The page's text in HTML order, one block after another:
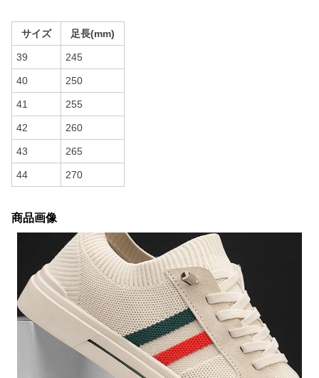
サイズ 足長(mm)
39 245
40 250
41 255
42 260
43 265
44 270
商品画像